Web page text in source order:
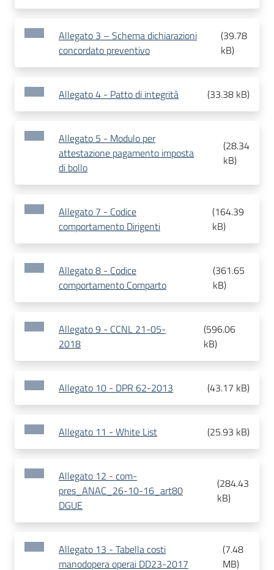
Allegato 3 – Schema dichiarazioni
concordato preventivo
(39.78
kB)
Allegato 4 - Patto di integrità (33.38 kB)
Allegato 5 - Modulo per
attestazione pagamento imposta
di bollo
(28.34
kB)
Allegato 7 - Codice
comportamento Dirigenti
(164.39
kB)
Allegato 8 - Codice
comportamento Comparto
(361.65
kB)
Allegato 9 - CCNL 21-05-
2018
(596.06
kB)
Allegato 10 - DPR 62-2013 (43.17 kB)
Allegato 11 - White List (25.93 kB)
Allegato 12 - com-
pres_ANAC_26-10-16_art80
DGUE
(284.43
kB)
Allegato 13 - Tabella costi
manodopera operai DD23-2017
(7.48
MB)